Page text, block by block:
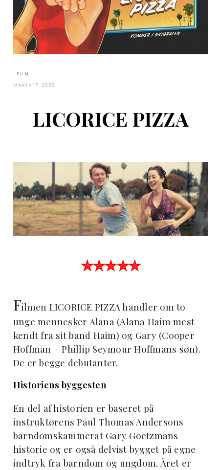
FILM
MARTS 17, 2022
LICORICE PIZZA
✮✮✮✮✮
Filmen LICORICE PIZZA handler om to
unge mennesker Alana (Alana Haim mest
kendt fra sit band Haim) og Gary (Cooper
Hoffman – Phillip Seymour Hoffmans søn).
De er begge debutanter.
Historiens byggesten
En del af historien er baseret på
instruktørens Paul Thomas Andersons
barndomskammerat Gary Goetzmans
historie og er også delvist bygget på egne
indtryk fra barndom og ungdom. Året er